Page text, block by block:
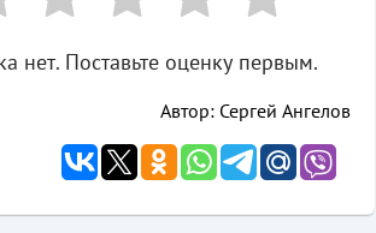
нет. Поставьте оценку первым.
Автор: Сергей Ангелов